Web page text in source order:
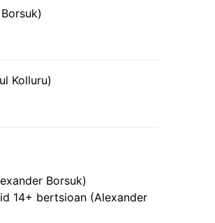
Kolluru)
Borsuk)
14+ bertsioan (Alexander